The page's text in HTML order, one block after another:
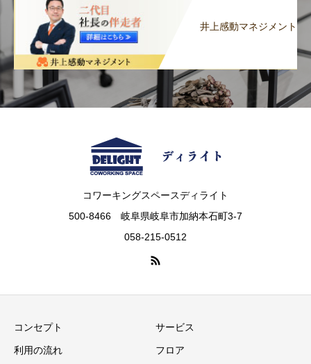
井上感動マネジメント
コワーキングスペースディライト
500-8466 岐阜県岐阜市加納本石町3-7
058-215-0512
コンセプト サービス
利用の流れ フロア